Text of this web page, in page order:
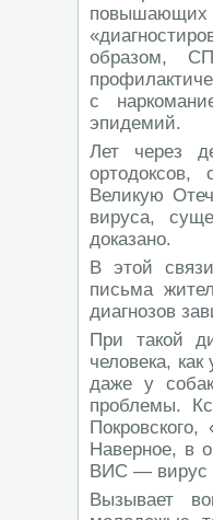
образом,
с
эпидемий.
Лет через
ортодоксов,
Великую
вируса,
доказано.
В этой
письма
диагнозов
При такой
человека,
даже у
проблемы.
Наверное, в
ВИС — вирус
Вызывает